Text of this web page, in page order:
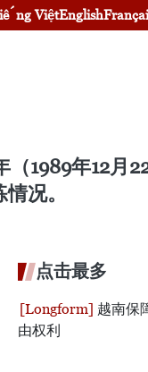
ViệtEnglish
1989年12月
况。
点击最多
越南保
由权利